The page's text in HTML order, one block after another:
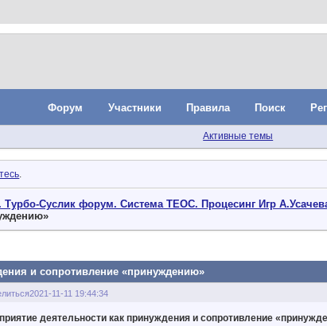
Форум Участники Правила Поиск
Активные темы
Суслик форум. Система ТЕОС. Процесинг Игр
и сопротивление «принуждению»
2021-11-11 19:44:34
деятельности как принуждения и сопротивление